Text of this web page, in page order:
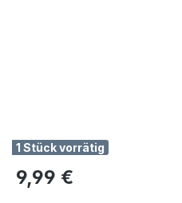
1 Stück vorrätig
Regulärer Preis:
9,99 €